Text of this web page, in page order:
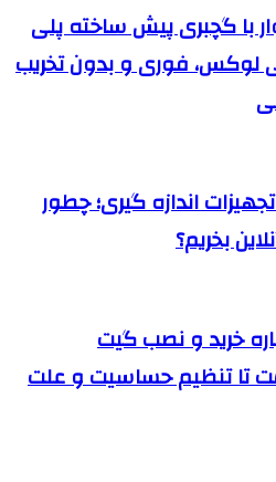
با گچبری پیش ساخته پلی
لوکس، فوری و بدون تخریب
اندازه گیری؛ چطور
بخریم؟
خرید و نصب گیت
تا تنظیم حساسیت و علت